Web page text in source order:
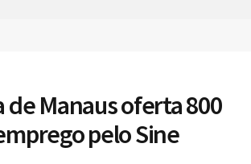
Manaus oferta 800
pelo Sine